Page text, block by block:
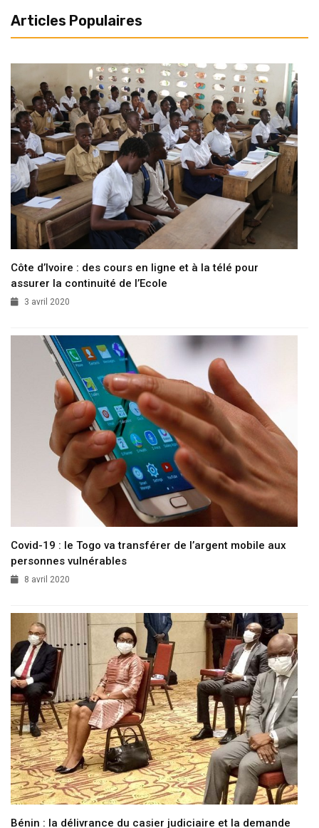
Articles Populaires
Côte d’Ivoire : des cours en ligne et à la télé pour
assurer la continuité de l’Ecole
3 avril 2020
Covid-19 : le Togo va transférer de l’argent mobile aux
personnes vulnérables
8 avril 2020
Bénin : la délivrance du casier judiciaire et la demande